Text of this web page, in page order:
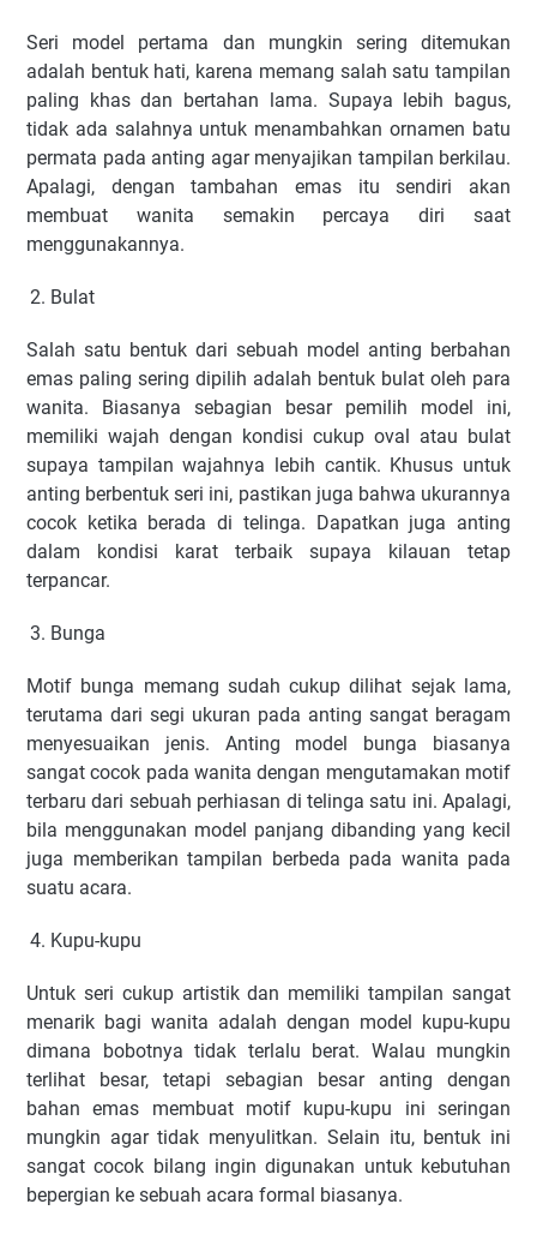
Seri model pertama dan mungkin sering ditemukan
adalah bentuk hati, karena memang salah satu tampilan
paling khas dan bertahan lama. Supaya lebih bagus,
tidak ada salahnya untuk menambahkan ornamen batu
permata pada anting agar menyajikan tampilan berkilau.
Apalagi, dengan tambahan emas itu sendiri akan
membuat wanita semakin percaya diri saat
menggunakannya.
Bulat
Salah satu bentuk dari sebuah model anting berbahan
emas paling sering dipilih adalah bentuk bulat oleh para
wanita. Biasanya sebagian besar pemilih model ini,
memiliki wajah dengan kondisi cukup oval atau bulat
supaya tampilan wajahnya lebih cantik. Khusus untuk
anting berbentuk seri ini, pastikan juga bahwa ukurannya
cocok ketika berada di telinga. Dapatkan juga anting
dalam kondisi karat terbaik supaya kilauan tetap
terpancar.
Bunga
Motif bunga memang sudah cukup dilihat sejak lama,
terutama dari segi ukuran pada anting sangat beragam
menyesuaikan jenis. Anting model bunga biasanya
sangat cocok pada wanita dengan mengutamakan motif
terbaru dari sebuah perhiasan di telinga satu ini. Apalagi,
bila menggunakan model panjang dibanding yang kecil
juga memberikan tampilan berbeda pada wanita pada
suatu acara.
Kupu-kupu
Untuk seri cukup artistik dan memiliki tampilan sangat
menarik bagi wanita adalah dengan model kupu-kupu
dimana bobotnya tidak terlalu berat. Walau mungkin
terlihat besar, tetapi sebagian besar anting dengan
bahan emas membuat motif kupu-kupu ini seringan
mungkin agar tidak menyulitkan. Selain itu, bentuk ini
sangat cocok bilang ingin digunakan untuk kebutuhan
bepergian ke sebuah acara formal biasanya.